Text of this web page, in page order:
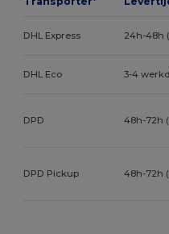
DHL Express 24h-48h
DHL Eco 3-4
DPD 48h-72h
DPD Pickup 48h-72h